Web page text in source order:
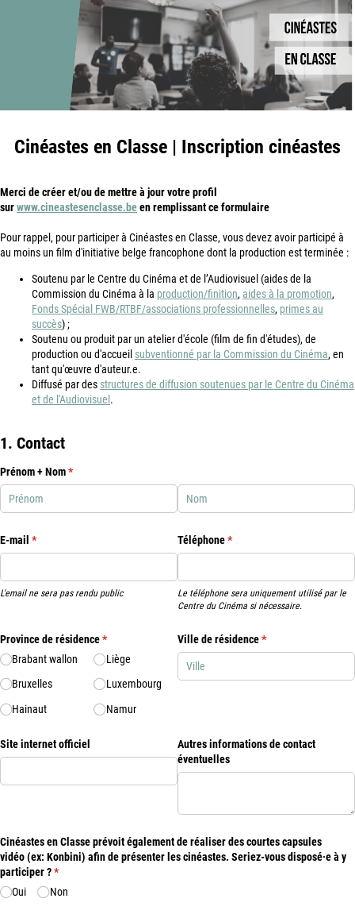
Cinéastes en Classe | Inscription cinéastes
Merci de créer et/ou de mettre à jour votre profil
surwww.cineastesenclasse.been remplissant ce formulaire
Pour rappel, pour participer à Cinéastes en Classe, vous devez avoir participé à
au moins un film d'initiative belge francophone dont la production est terminée :
Soutenu par le Centre du Cinéma et de l’Audiovisuel (aides de la
Commission du Cinéma à la production/finition,aides à la promotion,
Fonds Spécial FWB/RTBF/associations professionnelles, primes au
succès) ;
Soutenu ou produit par un atelier d'école (film de fin d'études), de
production ou d'accueil subventionné par la Commission du Cinéma, en
tant qu'œuvre d'auteur.e.
Diffusé par des structures de diffusion soutenues par le Centre du Cinéma
et de l'Audiovisuel .
1. Contact
Prénom + Nom*
(requis)
E-mail *
(requis)
L'email ne sera pas rendu public
Téléphone*
(requis)
Le téléphone sera uniquement utilisé par le
Centre du Cinéma si nécessaire.
Province de résidence*
(requis)
Brabant wallon
Bruxelles
Hainaut
Liège
Luxembourg
Namur
Ville de résidence*
(requis)
Site internet officiel
Autres informations de contact
éventuelles
Cinéastes en Classe prévoit également de réaliser des courtes capsules
vidéo (ex: Konbini) afin de présenter les cinéastes. Seriez-vous disposé·e à y
participer ?*
(requis)
Oui
Non